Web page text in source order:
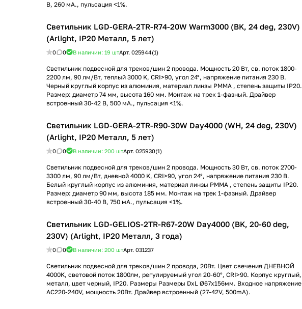
В, 260 мА., пульсация <1%.
Светильник LGD-GERA-2TR-R74-20W Warm3000 (BK, 24 deg, 230V)
(Arlight, IP20 Металл, 5 лет)
0 0 В наличии: 19 штАрт. 025944(1)
Светильник подвесной для треков/шин 2 провода. Мощность 20 Вт, св. поток 1800-
2200 лм, 90 лм/Вт, теплый 3000 K, CRI>90, угол 24°, напряжение питания 230 В.
Черный круглый корпус из алюминия, материал линзы PMMA , степень защиты IP20.
Размер: диаметр 74 мм, высота 160 мм. Монтаж на трек 1-фазный. Драйвер
встроенный 30-42 В, 500 мА., пульсация <1%.
Светильник LGD-GERA-2TR-R90-30W Day4000 (WH, 24 deg, 230V)
(Arlight, IP20 Металл, 5 лет)
0 0 В наличии: 200 штАрт. 025930(1)
Светильник подвесной для треков/шин 2 провода. Мощность 30 Вт, св. поток 2700-
3300 лм, 90 лм/Вт, дневной 4000 K, CRI>90, угол 24°, напряжение питания 230 В.
Белый круглый корпус из алюминия, материал линзы PMMA , степень защиты IP20.
Размер: диаметр 90 мм, высота 185 мм. Монтаж на трек 1-фазный. Драйвер
встроенный 30-40 В, 750 мА., пульсация <1%.
Светильник LGD-GELIOS-2TR-R67-20W Day4000 (BK, 20-60 deg,
230V) (Arlight, IP20 Металл, 3 года)
0 0 В наличии: 200 штАрт. 031237
Светильник подвесной для треков/шин 2 провода, 20Вт. Цвет свечения ДНЕВНОЙ
4000K, световой поток 1800лм, регулируемый угол 20-60°, CRI>90. Корпус круглый,
металл, цвет черный, IP20. Размеры Размеры DxL Ø67x156мм. Входное напряжение
AC220-240V, мощность 20Вт. Драйвер встроенный (27-42V, 500mA).